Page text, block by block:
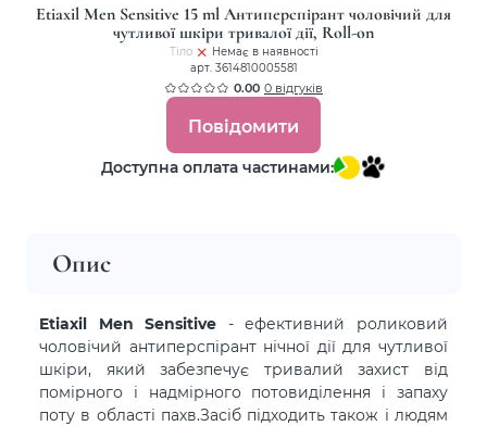
Etiaxil Men Sensitive 15 ml Антиперспірант чоловічий для
чутливої шкіри тривалої дії, Roll-on
Тіло
Немає в наявності
арт. 3614810005581
0.00 0 відгуків
Повідомити
Доступна оплата частинами:
Опис
Etiaxil Men Sensitive - ефективний роликовий
чоловічий антиперспірант нічної дії для чутливої
шкіри, який забезпечує тривалий захист від
помірного і надмірного потовиділення і запаху
поту в області пахв.Засіб підходить також і людям